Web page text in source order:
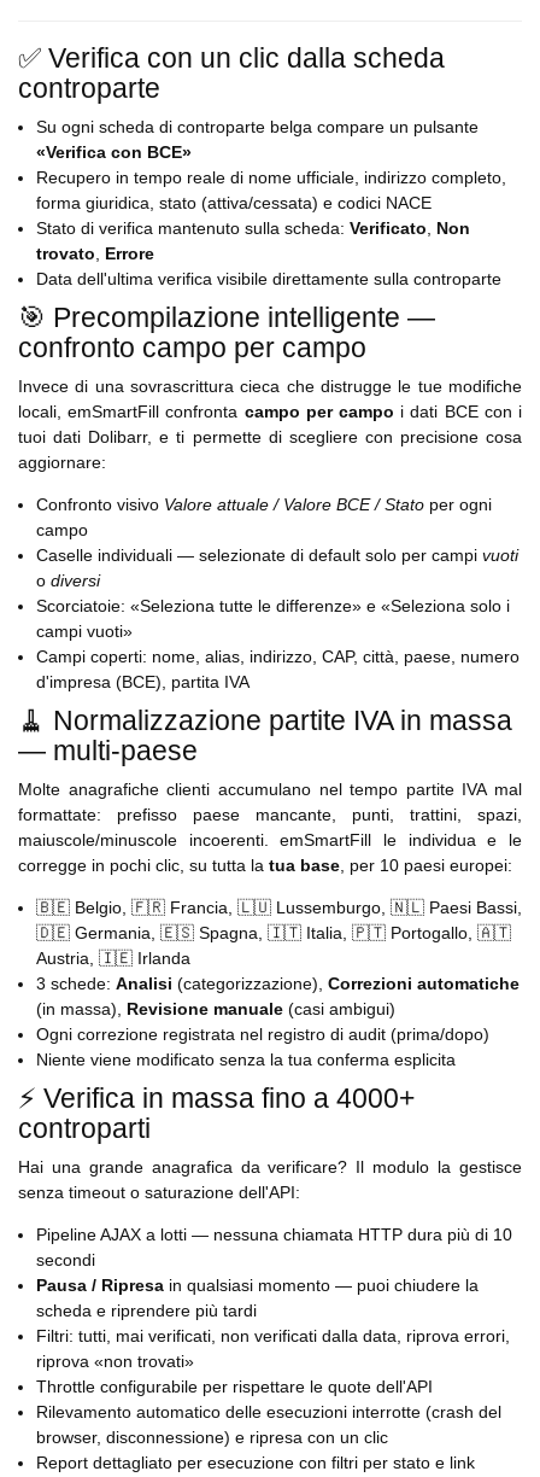
✅ Verifica con un clic dalla scheda
controparte
Su ogni scheda di controparte belga compare un pulsante
«Verifica con BCE»
Recupero in tempo reale di nome ufficiale, indirizzo completo,
forma giuridica, stato (attiva/cessata) e codici NACE
Stato di verifica mantenuto sulla scheda: Verificato, Non
trovato, Errore
Data dell'ultima verifica visibile direttamente sulla controparte
🎯 Precompilazione intelligente —
confronto campo per campo
Invece di una sovrascrittura cieca che distrugge le tue modifiche
locali, emSmartFill confronta campo per campo i dati BCE con i
tuoi dati Dolibarr, e ti permette di scegliere con precisione cosa
aggiornare:
Confronto visivo Valore attuale / Valore BCE / Stato per ogni
campo
Caselle individuali — selezionate di default solo per campi vuoti
o diversi
Scorciatoie: «Seleziona tutte le differenze» e «Seleziona solo i
campi vuoti»
Campi coperti: nome, alias, indirizzo, CAP, città, paese, numero
d'impresa (BCE), partita IVA
🧹 Normalizzazione partite IVA in massa
— multi-paese
Molte anagrafiche clienti accumulano nel tempo partite IVA mal
formattate: prefisso paese mancante, punti, trattini, spazi,
maiuscole/minuscole incoerenti. emSmartFill le individua e le
corregge in pochi clic, su tutta la tua base, per 10 paesi europei:
🇧🇪 Belgio, 🇫🇷 Francia, 🇱🇺 Lussemburgo, 🇳🇱 Paesi Bassi,
🇩🇪 Germania, 🇪🇸 Spagna, 🇮🇹 Italia, 🇵🇹 Portogallo, 🇦🇹
Austria, 🇮🇪 Irlanda
3 schede: Analisi (categorizzazione), Correzioni automatiche
(in massa), Revisione manuale (casi ambigui)
Ogni correzione registrata nel registro di audit (prima/dopo)
Niente viene modificato senza la tua conferma esplicita
⚡ Verifica in massa fino a 4000+
controparti
Hai una grande anagrafica da verificare? Il modulo la gestisce
senza timeout o saturazione dell'API:
Pipeline AJAX a lotti — nessuna chiamata HTTP dura più di 10
secondi
Pausa / Ripresa in qualsiasi momento — puoi chiudere la
scheda e riprendere più tardi
Filtri: tutti, mai verificati, non verificati dalla data, riprova errori,
riprova «non trovati»
Throttle configurabile per rispettare le quote dell'API
Rilevamento automatico delle esecuzioni interrotte (crash del
browser, disconnessione) e ripresa con un clic
Report dettagliato per esecuzione con filtri per stato e link